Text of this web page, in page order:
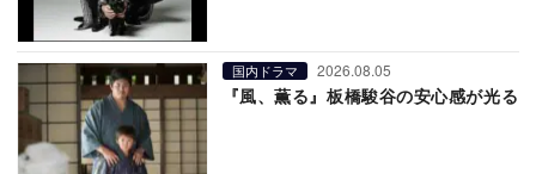
国内ドラマ 2026.08.05
『風、薫る』板橋駿谷の安心感が光る